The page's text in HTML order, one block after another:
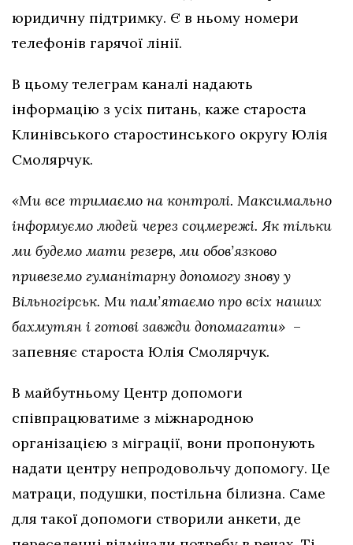
юридичну підтримку. Є в ньому номери
телефонів гарячої лінії.
В цьому телеграм каналі надають
інформацію з усіх питань, каже староста
Клинівського старостинського округу Юлія
Смолярчук.
«Ми все тримаємо на контролі. Максимально
інформуємо людей через соцмережі. Як тільки
ми будемо мати резерв, ми обов’язково
привеземо гуманітарну допомогу знову у
Вільногірськ. Ми пам’ятаємо про всіх наших
бахмутян і готові завжди допомагати» –
запевняє староста Юлія Смолярчук.
В майбутньому Центр допомоги
співпрацюватиме з міжнародною
організацією з міграції, вони пропонують
надати центру непродовольчу допомогу. Це
матраци, подушки, постільна білизна. Саме
для такої допомоги створили анкети, де